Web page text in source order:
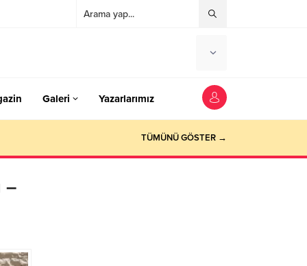
Galeri Yazarlarımız
TÜMÜNÜ GÖSTER →
–